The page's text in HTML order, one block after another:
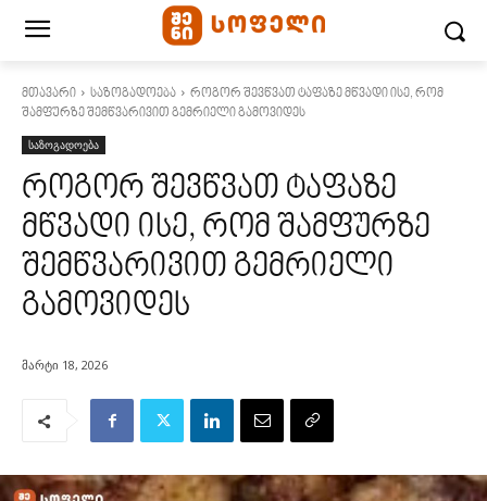
მთავარი საზოგადოება
როგორ შევწვათ ტაფაზე მწვადი ისე, რომ
შამფურზე შემწვარივით გემრიელი გამოვიდეს
საზოგადოება
როგორ შევწვათ ტაფაზე
მწვადი ისე, რომ შამფურზე
შემწვარივით გემრიელი
გამოვიდეს
მარტი 18, 2026